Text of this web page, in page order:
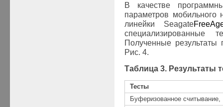
В качестве
параметров мобильного
линейки Seagate
специализированные
Полученные
Рис. 4.
Таблица 3. Результаты
Тесты
Буферизованное считывание,